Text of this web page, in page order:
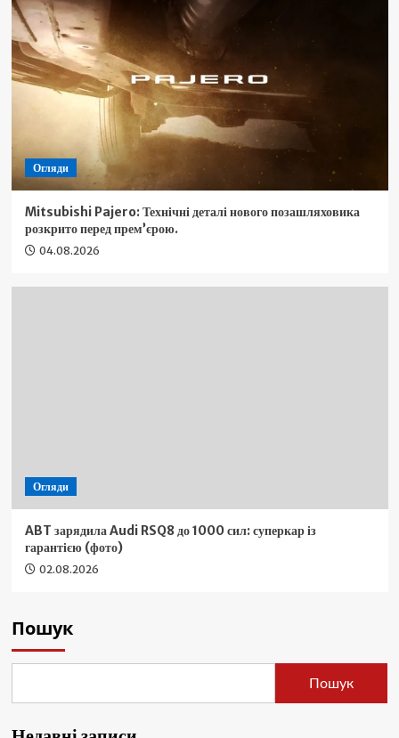
Огляди
Mitsubishi Pajero: Технічні деталі нового позашляховика
розкрито перед прем’єрою.
04.08.2026
Огляди
ABT зарядила Audi RSQ8 до 1000 сил: суперкар із
гарантією (фото)
02.08.2026
Пошук
Пошук